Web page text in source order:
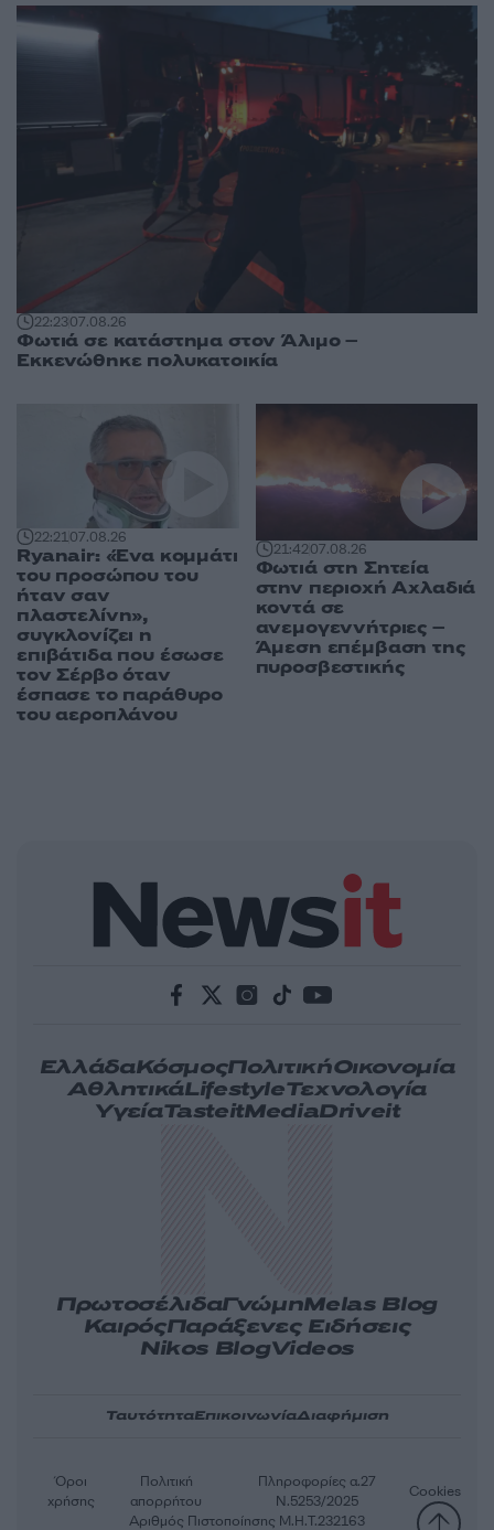
22:2307.08.26
Φωτιά σε κατάστημα στον Άλιμο –
Εκκενώθηκε πολυκατοικία
22:2107.08.26
Ryanair: «Ένα κομμάτι
του προσώπου του
ήταν σαν
πλαστελίνη»,
συγκλονίζει η
επιβάτιδα που έσωσε
τον Σέρβο όταν
έσπασε το παράθυρο
του αεροπλάνου
21:4207.08.26
Φωτιά στη Σητεία
στην περιοχή Αχλαδιά
κοντά σε
ανεμογεννήτριες –
Άμεση επέμβαση της
πυροσβεστικής
ΕλλάδαΚόσμοςΠολιτικήΟικονομία
ΑθλητικάLifestyleΤεχνολογία
ΥγείαTasteitMediaDriveit
ΠρωτοσέλιδαΓνώμηMelas Blog
ΚαιρόςΠαράξενες Ειδήσεις
Nikos BlogVideos
ΤαυτότηταΕπικοινωνίαΔιαφήμιση
Αριθμός Πιστοποίησης Μ.Η.Τ.232163
Όροι
χρήσης
Πολιτική
απορρήτου
Πληροφορίες α.27
Ν.5253/2025
Cookies